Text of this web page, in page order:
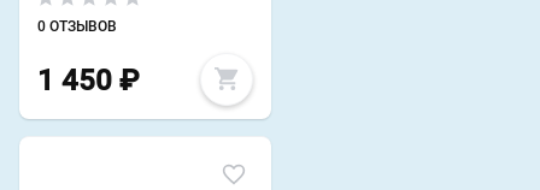
0 ОТЗЫВОВ
1 450 ₽